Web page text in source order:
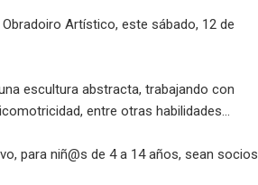
Artístico, este sábado, 12 de
escultura abstracta, trabajando con
entre otras habilidades...
para niñ@s de 4 a 14 años, sean socios